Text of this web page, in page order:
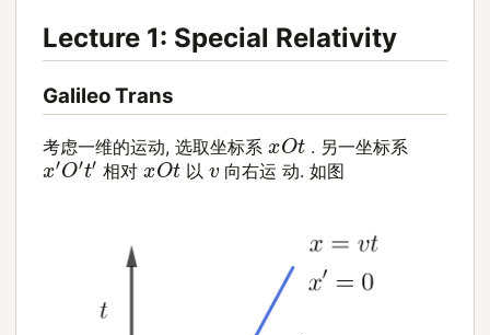
Lecture 1: Special Relativity
Galileo Trans
考虑一维的运动, 选取坐标系xOt. 另一坐标系
x′O′t′ 相对xOt以 v 向右运 动. 如图